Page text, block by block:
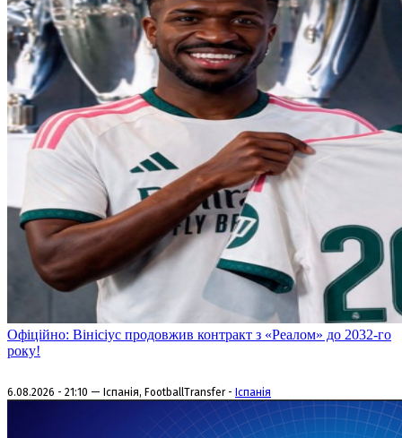
Офіційно: Вінісіус продовжив контракт з «Реалом» до 2032-го
року!
6.08.2026 - 21:10 — Іспанія, FootballTransfer - Іспанія